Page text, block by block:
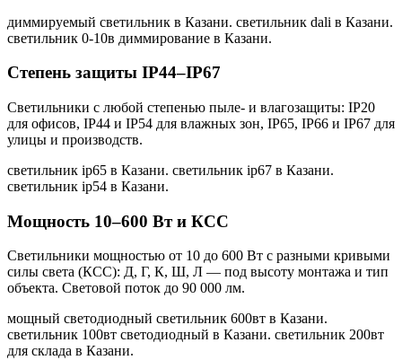
диммируемый светильник в Казани. светильник dali в Казани.
светильник 0-10в диммирование в Казани.
Степень защиты IP44–IP67
Светильники с любой степенью пыле- и влагозащиты: IP20
для офисов, IP44 и IP54 для влажных зон, IP65, IP66 и IP67 для
улицы и производств.
светильник ip65 в Казани. светильник ip67 в Казани.
светильник ip54 в Казани.
Мощность 10–600 Вт и КСС
Светильники мощностью от 10 до 600 Вт с разными кривыми
силы света (КСС): Д, Г, К, Ш, Л — под высоту монтажа и тип
объекта. Световой поток до 90 000 лм.
мощный светодиодный светильник 600вт в Казани.
светильник 100вт светодиодный в Казани. светильник 200вт
для склада в Казани.